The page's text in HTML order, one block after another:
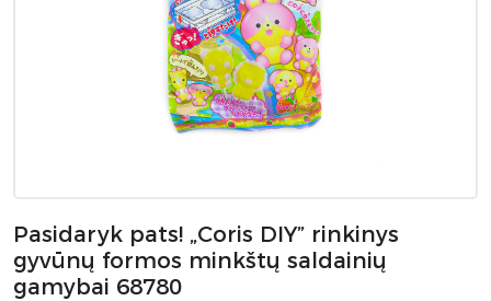
Pasidaryk pats! „Coris DIY” rinkinys
gyvūnų formos minkštų saldainių
gamybai 68780